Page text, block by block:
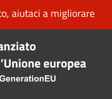
aiutaci a migliorare